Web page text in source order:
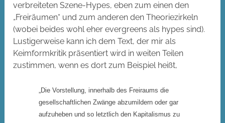
verbreiteten Szene-Hypes, eben zum einen den
„Freiräumen“ und zum anderen den Theoriezirkeln
(wobei beides wohl eher evergreens als hypes sind).
Lustigerweise kann ich dem Text, der mir als
Keimformkritik präsentiert wird in weiten Teilen
zustimmen, wenn es dort zum Beispiel heißt,
„Die Vorstellung, innerhalb des Freiraums die
gesellschaftlichen Zwänge abzumildern oder gar
aufzuheben und so letztlich den Kapitalismus zu